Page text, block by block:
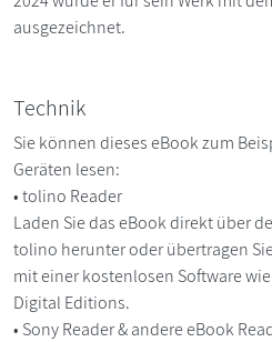
ausgezeichnet.
Technik
Sie können dieses eBook zum
Geräten lesen:
• tolino Reader
Laden Sie das eBook direkt über
tolino herunter oder übertragen
mit einer kostenlosen Software
Digital Editions.
• Sony Reader & andere eBook